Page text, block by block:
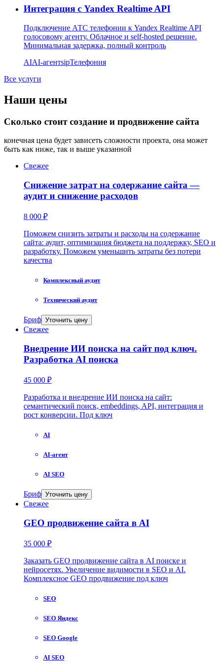
Интеграция с Yandex Realtime API
Подключение АТС телефонии к Yandex Realtime API
голосовому агенту. Облачное и self-hosted решение.
Минимальная задержка, полный контроль
AIAI-агентsipТелефония
Все услуги
Наши цены
Сколько стоит создание и продвижение сайта
конечная цена будет зависеть сложности проекта, она может
быть как ниже, так и выше указанной
Свежее
Снижение затрат на содержание сайта —
аудит и снижение расходов
8 000 ₽
Поможем снизить затраты и расходы на содержание
сайта: аудит, оптимизация бюджета на поддержку, SEO и
разработку. Поможем уменьшить затраты без потери
качества
Комплексный аудит
Технический аудит
Бриф Уточнить цену
Свежее
Внедрение ИИ поиска на сайт под ключ.
Разработка AI поиска
45 000 ₽
Разработка и внедрение ИИ поиска на сайт:
семантический поиск, embeddings, API, интеграция и
рост конверсии. Под ключ
AI
AI-агент
AI SEO
Бриф Уточнить цену
Свежее
GEO продвижение сайта в AI
35 000 ₽
Заказать GEO продвижение сайта в AI поиске и
нейросетях. Увеличение видимости в SEO и AI.
Комплексное GEO продвижение под ключ
SEO
SEO Яндекс
SEO Google
AI SEO